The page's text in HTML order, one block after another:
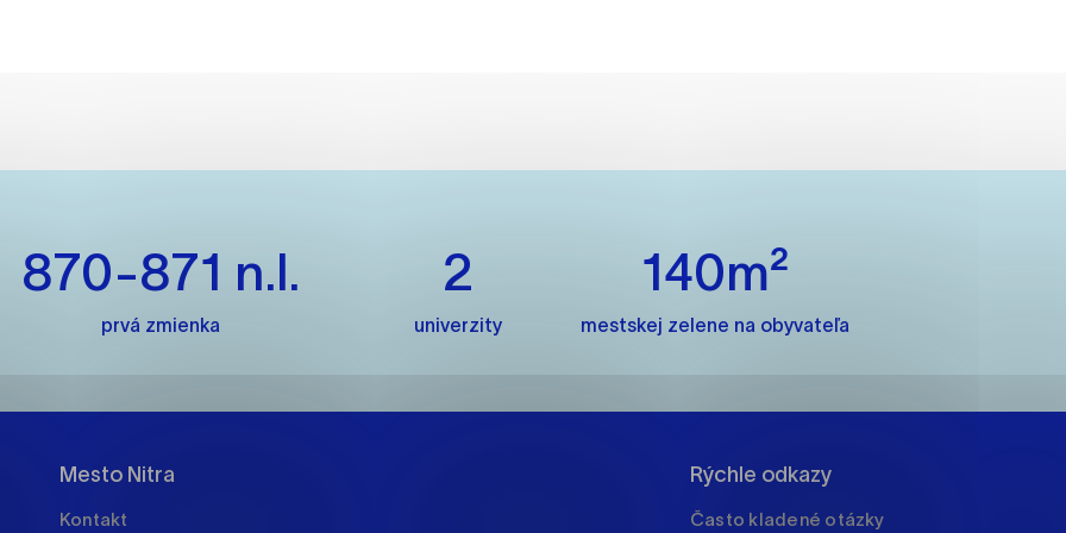
870-871 n.l.
prvá zmienka
2
univerzity
140m²
mestskej zelene na obyvateľa
Mesto Nitra
Kontakt
Rýchle odkazy
Často kladené otázky
ktorú chcete povoliť
cookie nemôže web správne fungovať.
prevádzkovateľovi stránok pochopiť, ako návštevníci stránok stránku používajú,
osobou.